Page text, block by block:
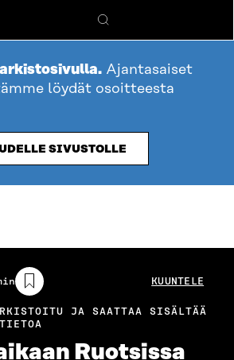
Hae
Ajantasaiset
löydät osoitteesta
SIVUSTOLLE
KUUNTELE
JA SAATTAA SISÄLTÄÄ
Ruotsissa